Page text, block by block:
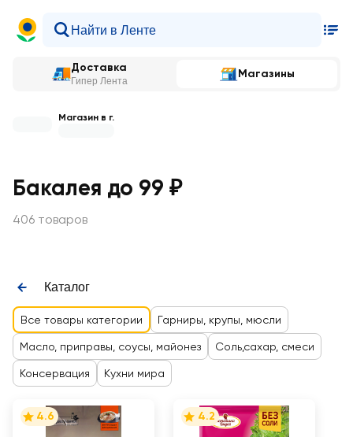
Доставка
Гипер Лента
Магазины
Магазин в г.
Бакалея до 99 ₽
406 товаров
Каталог
Все товары категории Гарниры, крупы, мюсли
Масло, приправы, соусы, майонез Соль,сахар, смеси
Консервация Кухни мира
4.6 4.2